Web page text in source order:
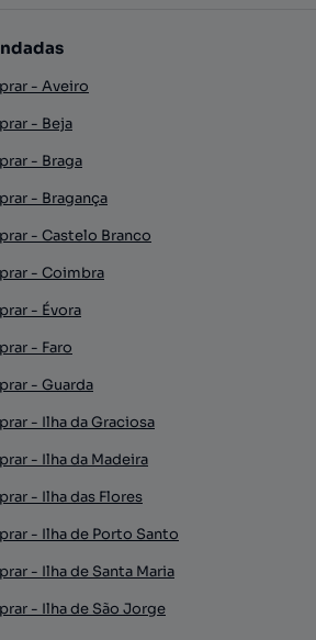
- Aveiro
- Beja
- Braga
- Bragança
- Castelo Branco
- Coimbra
- Évora
- Faro
- Guarda
- Ilha da Graciosa
- Ilha da Madeira
- Ilha das Flores
- Ilha de Porto Santo
- Ilha de Santa Maria
- Ilha de São Jorge